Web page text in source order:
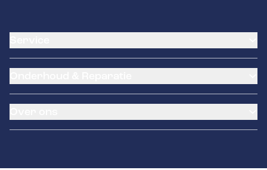
Banden service
Pechhulp
Schade en reparatie